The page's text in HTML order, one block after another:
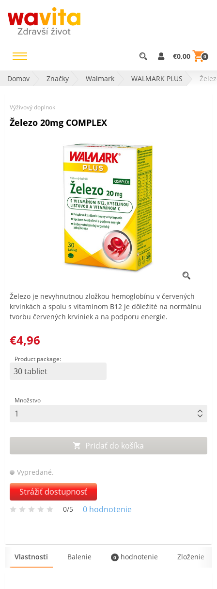
€0,00 0
Domov Značky Walmark WALMARK PLUS
Výživový doplnok
Železo 20mg COMPLEX
Železo je nevyhnutnou zložkou hemoglobínu v červených
krvinkách a spolu s vitamínom B12 je dôležité na normálnu
tvorbu červených krviniek a na podporu energie.
€4,96
Product package:
30 tabliet
Množstvo
Pridať do košíka
Vypredané.
Strážiť dostupnosť
0/5 0 hodnotenie
Vlastnosti Balenie 0 hodnotenie Zloženie